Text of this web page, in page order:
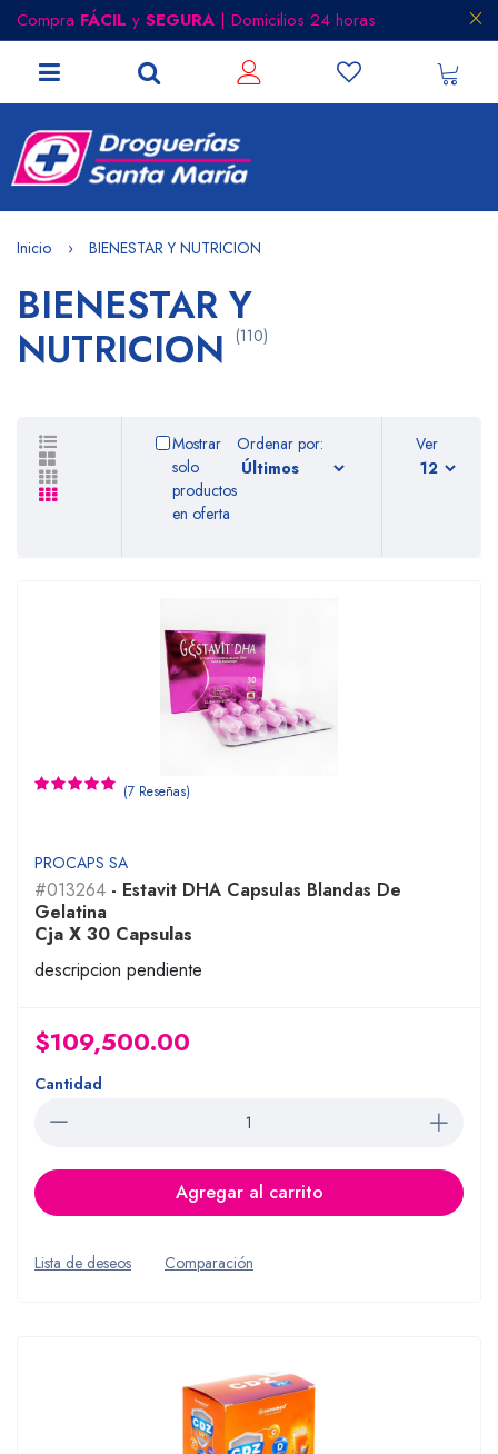
Compra FÁCIL y SEGURA | Domicilios 24 horas
Inicio BIENESTAR Y NUTRICION
BIENESTAR Y
NUTRICION (110)
Mostrar
solo
productos
en oferta
Ordenar por: Ver
(7 Reseñas)
PROCAPS SA
#013264 - Estavit DHA Capsulas Blandas De
Gelatina
Cja X 30 Capsulas
descripcion pendiente
$109,500.00
Cantidad
Agregar al carrito
Lista de deseos Comparación